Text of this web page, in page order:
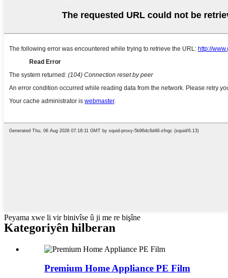
Peyama xwe li vir binivîse û ji me re bişîne
Kategoriyên hilberan
Premium Home Appliance PE Film